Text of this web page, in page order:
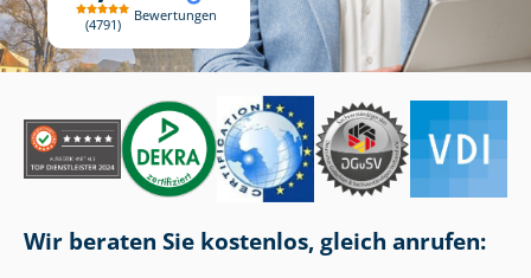
4791
Bewertungen
Wir beraten Sie kostenlos, gleich anrufen: